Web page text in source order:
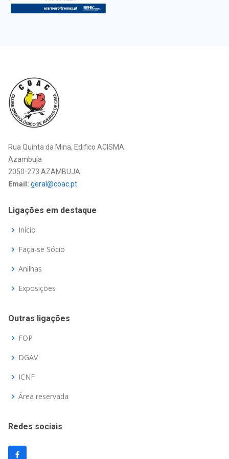
Rua Quinta da Mina, Edifico ACISMA
Azambuja
2050-273 AZAMBUJA
Email: geral@coac.pt
Ligações em destaque
Início
Faça-se Sócio
Anilhas
Exposições
Outras ligações
FOP
DGAV
ICNF
Área reservada
Redes sociais